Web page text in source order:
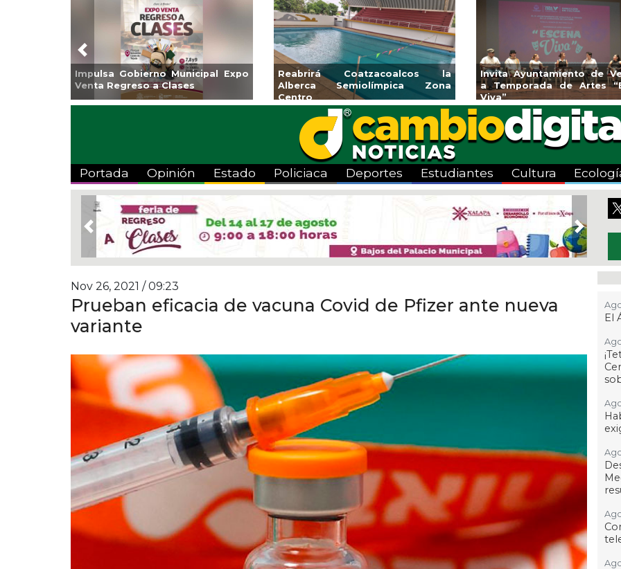
Municipal Expo
Reabrirá Coatzacoalcos la
Alberca Semiolímpica Zona
Centro
Invita Ayuntamiento de Veracruz
a Temporada de Artes “Escena
Viva”
Aplicará CMAS
Tandeo durante
Previous
Portada Opinión Estado Policiaca Deportes Estudiantes Cultura
Previous Next
Nov 26, 2021 / 09:23
Prueban eficacia de vacuna Covid de Pfizer ante nueva
variante
El